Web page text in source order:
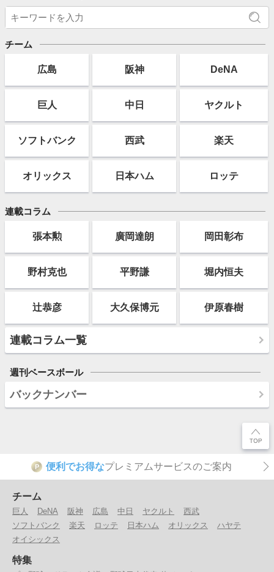
チーム
広島 阪神 DeNA
巨人 中日 ヤクルト
ソフトバンク 西武 楽天
オリックス 日本ハム ロッテ
連載コラム
張本勲 廣岡達朗 岡田彰布
野村克也 平野謙 堀内恒夫
辻恭彦 大久保博元 伊原春樹
連載コラム一覧
週刊ベースボール
バックナンバー
P 便利でお得なプレミアムサービスのご案内
チーム
巨人 DeNA 阪神 広島 中日 ヤクルト
西武
ソフトバンク
楽天 ロッテ 日本ハム オリックス
ハヤテ
オイシックス
特集